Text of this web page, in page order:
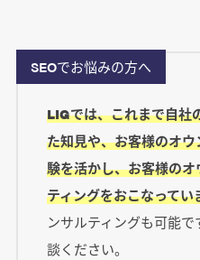
SEOでお悩みの方へ
LIGでは、これまで自社
た知見や、お客様のオ
験を活かし、お客様の
ティングをおこなってい
ンサルティングも可能
談ください。